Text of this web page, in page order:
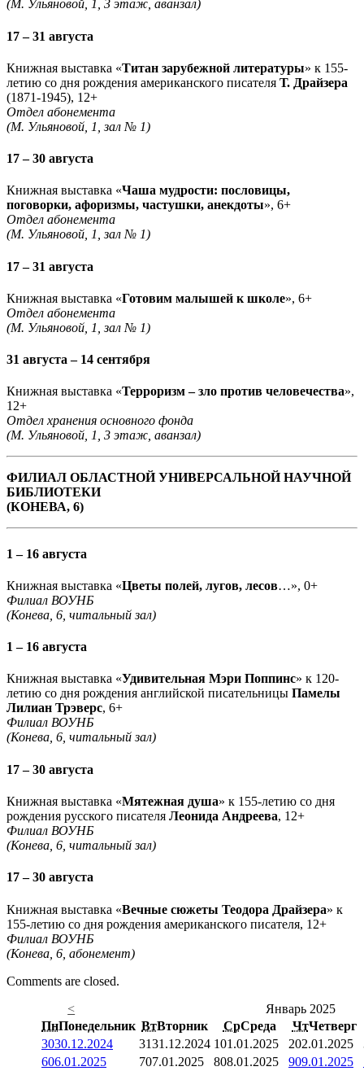
(М. Ульяновой, 1, 3 этаж, аванзал)
17 – 31 августа
Книжная выставка «Титан зарубежной литературы» к 155-
летию со дня рождения американского писателя Т. Драйзера
(1871-1945), 12+
Отдел абонемента
(М. Ульяновой, 1, зал № 1)
17 – 30 августа
Книжная выставка «Чаша мудрости: пословицы,
поговорки, афоризмы, частушки, анекдоты», 6+
Отдел абонемента
(М. Ульяновой, 1, зал № 1)
17 – 31 августа
Книжная выставка «Готовим малышей к школе», 6+
Отдел абонемента
(М. Ульяновой, 1, зал № 1)
31 августа – 14 сентября
Книжная выставка «Терроризм – зло против человечества»,
12+
Отдел хранения основного фонда
(М. Ульяновой, 1, 3 этаж, аванзал)
ФИЛИАЛ ОБЛАСТНОЙ УНИВЕРСАЛЬНОЙ НАУЧНОЙ
БИБЛИОТЕКИ
(КОНЕВА, 6)
1 – 16 августа
Книжная выставка «Цветы полей, лугов, лесов…», 0+
Филиал ВОУНБ
(Конева, 6, читальный зал)
1 – 16 августа
Книжная выставка «Удивительная Мэри Поппинс» к 120-
летию со дня рождения английской писательницы Памелы
Лилиан Трэверс, 6+
Филиал ВОУНБ
(Конева, 6, читальный зал)
17 – 30 августа
Книжная выставка «Мятежная душа» к 155-летию со дня
рождения русского писателя Леонида Андреева, 12+
Филиал ВОУНБ
(Конева, 6, читальный зал)
17 – 30 августа
Книжная выставка «Вечные сюжеты Теодора Драйзера» к
155-летию со дня рождения американского писателя, 12+
Филиал ВОУНБ
(Конева, 6, абонемент)
Comments are closed.
<
Январь 2025
ПнПонедельник ВтВторник СрСреда ЧтЧетверг
3030.12.2024 3131.12.2024 101.01.2025 202.01.2025
606.01.2025 707.01.2025 808.01.2025 909.01.2025